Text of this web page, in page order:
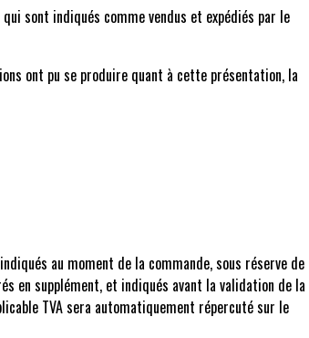
sont indiqués comme vendus et expédiés par le
ont pu se produire quant à cette présentation, la
au moment de la commande, sous réserve de
en supplément, et indiqués avant la validation de la
TVA sera automatiquement répercuté sur le